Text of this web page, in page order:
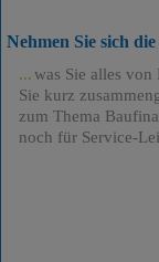
Nehmen Sie sich
was Sie alles
Sie kurz
zum Thema
noch für Service-